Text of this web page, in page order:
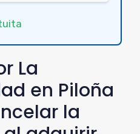
La
en Piloña
la